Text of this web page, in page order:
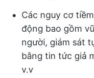
Các nguy cơ
động bao gồm
người, giám sát
bằng tin tức giả
v.v